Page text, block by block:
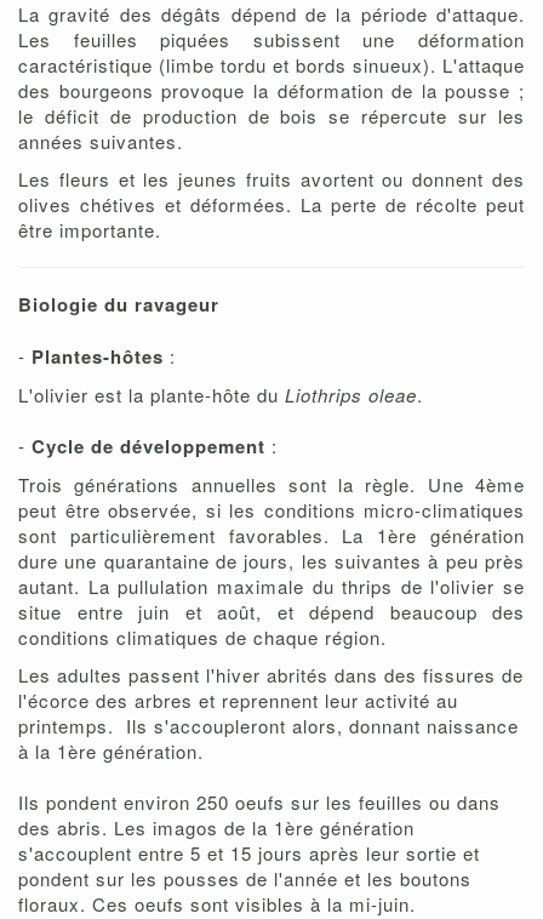
La gravité des dégâts dépend de la période d'attaque.
Les feuilles piquées subissent une déformation
caractéristique (limbe tordu et bords sinueux). L'attaque
des bourgeons provoque la déformation de la pousse ;
le déficit de production de bois se répercute sur les
années suivantes.
Les fleurs et les jeunes fruits avortent ou donnent des
olives chétives et déformées. La perte de récolte peut
être importante.
Biologie du ravageur
- Plantes-hôtes :
L'olivier est la plante-hôte du Liothrips oleae.
- Cycle de développement :
Trois générations annuelles sont la règle. Une 4ème
peut être observée, si les conditions micro-climatiques
sont particulièrement favorables. La 1ère génération
dure une quarantaine de jours, les suivantes à peu près
autant. La pullulation maximale du thrips de l'olivier se
situe entre juin et août, et dépend beaucoup des
conditions climatiques de chaque région.
Les adultes passent l'hiver abrités dans des fissures de
l'écorce des arbres et reprennent leur activité au
printemps. Ils s'accoupleront alors, donnant naissance
à la 1ère génération.
Ils pondent environ 250 oeufs sur les feuilles ou dans
des abris. Les imagos de la 1ère génération
s'accouplent entre 5 et 15 jours après leur sortie et
pondent sur les pousses de l'année et les boutons
floraux. Ces oeufs sont visibles à la mi-juin.